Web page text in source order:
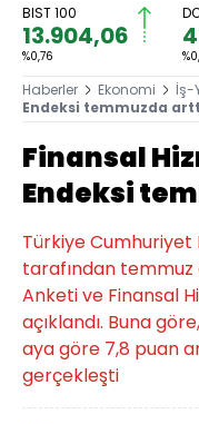
BIST 100
13.904,06
%0,76
Haberler Ekonomi İş-
Endeksi temmuzda
Finansal
Endeksi
Türkiye Cumhuriyet
tarafından temmuz
Anketi ve Finansal
açıklandı. Buna
aya göre 7,8 puan
gerçekleşti